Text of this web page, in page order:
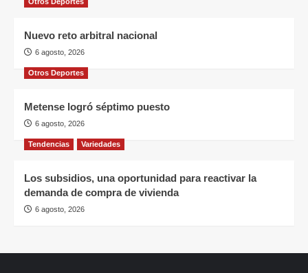
Otros Deportes
Nuevo reto arbitral nacional
6 agosto, 2026
Otros Deportes
Metense logró séptimo puesto
6 agosto, 2026
Tendencias Variedades
Los subsidios, una oportunidad para reactivar la
demanda de compra de vivienda
6 agosto, 2026